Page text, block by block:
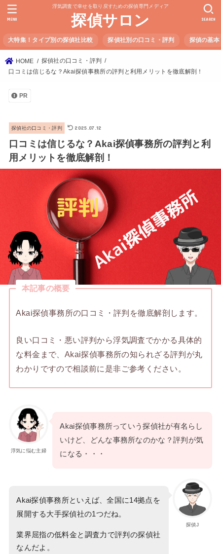
浮気調査で幸せを取り戻すための探偵専門メディア
探偵サロン
大特集！タイプ別の探偵社比較 探偵社別の口コミ・評判 探偵の基本
SEARCH
MENU
HOME
探偵社の口コミ・評判
口コミは信じるな？Akai探偵事務所の評判と利用メリットを徹底解剖！
PR
探偵社の口コミ・評判 2025.07.12
口コミは信じるな？Akai探偵事務所の評判と利
用メリットを徹底解剖！
本記事の概要
Akai探偵事務所の口コミ・評判を徹底解剖します。
良い口コミ・悪い評判から浮気調査でかかる具体的
な料金まで、Akai探偵事務所の知られざる評判が丸
わかりですので相談前に是非ご参考ください。
浮気に悩む主婦
Akai探偵事務所っていう探偵社が有名らし
いけど、どんな事務所なのかな？評判が気
になる・・・
探偵J
Akai探偵事務所といえば、全国に14拠点を
展開する大手探偵社の1つだね。
業界屈指の低料金と調査力で評判の探偵社
なんだよ。